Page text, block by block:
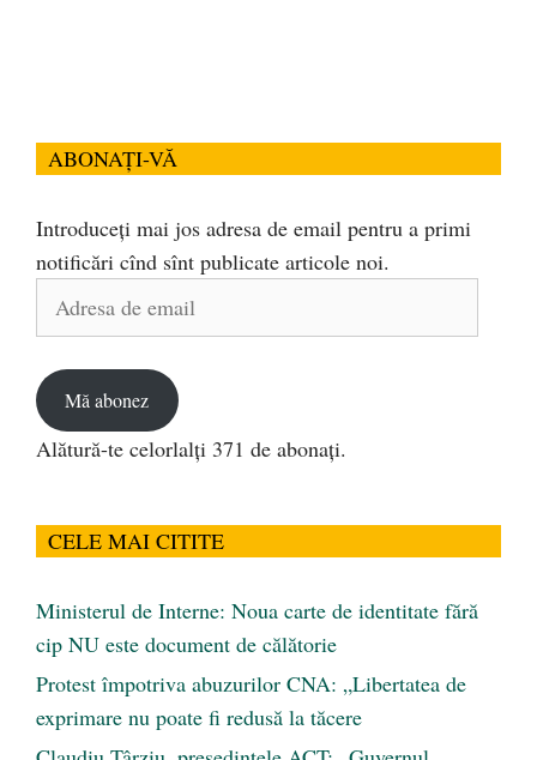
ABONAȚI-VĂ
Introduceți mai jos adresa de email pentru a primi
notificări cînd sînt publicate articole noi.
Adresa
Mă abonez
Alătură-te celorlalți 371 de abonați.
CELE MAI CITITE
Ministerul de Interne: Noua carte de identitate fără
cip NU este document de călătorie
Protest împotriva abuzurilor CNA: „Libertatea de
exprimare nu poate fi redusă la tăcere